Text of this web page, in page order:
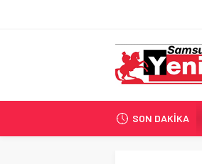
SON DAKİKA